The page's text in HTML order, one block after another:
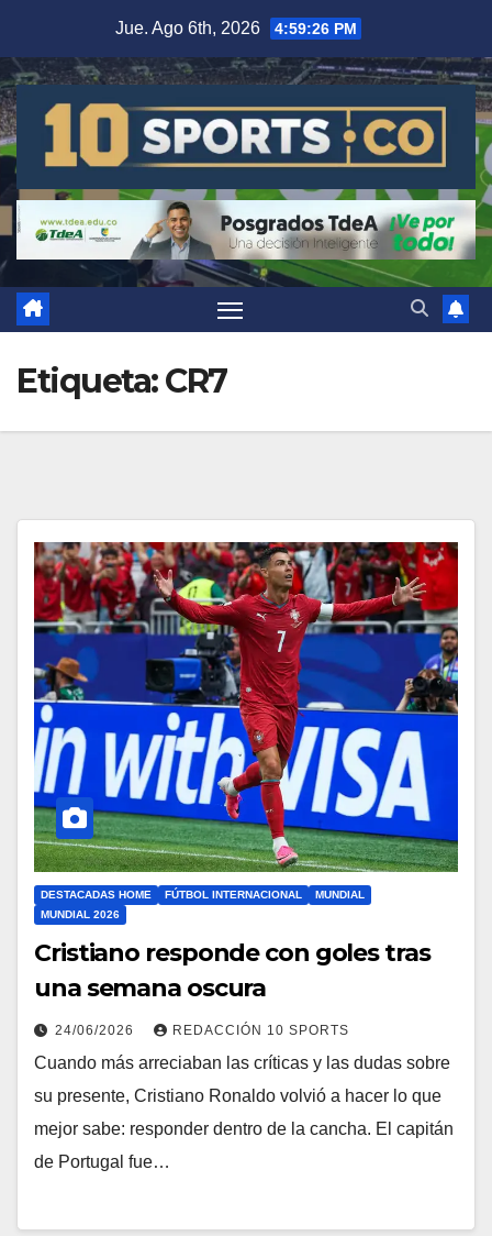
Jue. Ago 6th, 2026 4:59:28 PM
Etiqueta:CR7
DESTACADAS HOME FÚTBOL INTERNACIONAL
MUNDIAL
MUNDIAL 2026
Cristiano responde con goles tras
una semana oscura
24/06/2026 REDACCIÓN 10 SPORTS
Cuando más arreciaban las críticas y las dudas sobre
su presente, Cristiano Ronaldo volvió a hacer lo que
mejor sabe: responder dentro de la cancha. El capitán
de Portugal fue…